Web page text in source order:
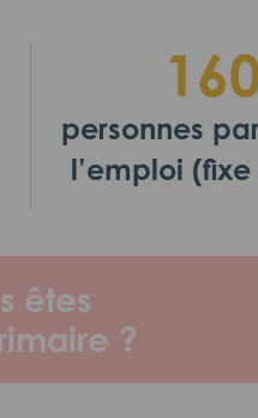
êtes
?
personnes
l’emploi